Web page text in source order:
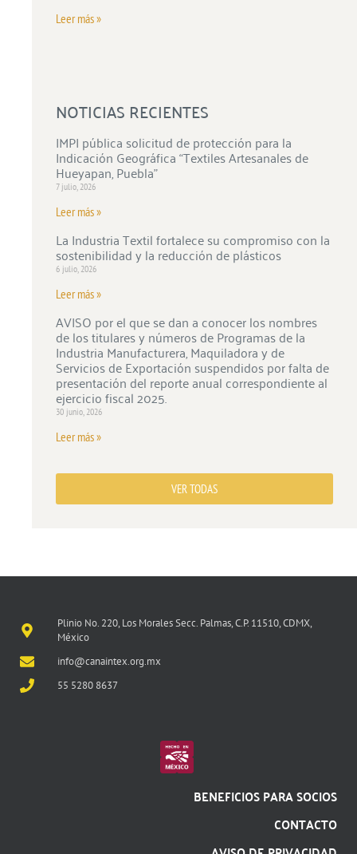
Leer más »
NOTICIAS RECIENTES
IMPI pública solicitud de protección para la
Indicación Geográfica “Textiles Artesanales de
Hueyapan, Puebla”
7 julio, 2026
Leer más »
La Industria Textil fortalece su compromiso con la
sostenibilidad y la reducción de plásticos
6 julio, 2026
Leer más »
AVISO por el que se dan a conocer los nombres
de los titulares y números de Programas de la
Industria Manufacturera, Maquiladora y de
Servicios de Exportación suspendidos por falta de
presentación del reporte anual correspondiente al
ejercicio fiscal 2025.
30 junio, 2026
Leer más »
VER TODAS
Plinio No. 220, Los Morales Secc. Palmas, C.P. 11510, CDMX,
México
info@canaintex.org.mx
55 5280 8637
BENEFICIOS PARA SOCIOS
CONTACTO